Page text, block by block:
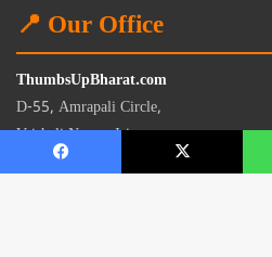
📍 Our Office
ThumbsUpBharat.com
D-55, Amrapali Circle,
Vaishali Nagar, Jaipur
Rajasthan - 302021